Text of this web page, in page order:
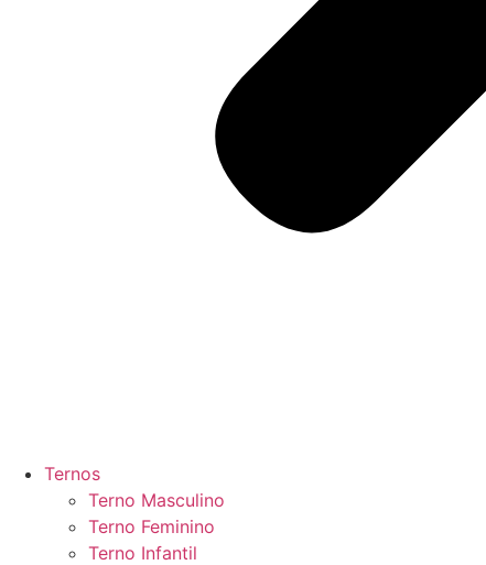
Ternos
Terno Masculino
Terno Feminino
Terno Infantil